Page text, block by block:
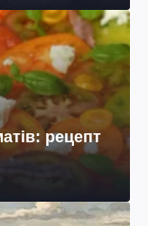
рецепт